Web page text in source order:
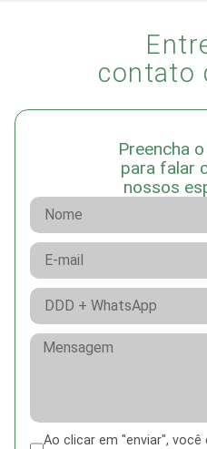
contato
Preencha
para falar
nossos
Ao clicar em "enviar",